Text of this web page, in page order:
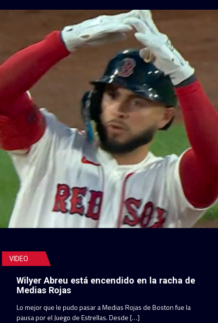
VIDEO
Wilyer Abreu está encendido en la racha de
Medias Rojas
Lo mejor que le pudo pasar a Medias Rojas de Boston fue la
pausa por el Juego de Estrellas. Desde […]